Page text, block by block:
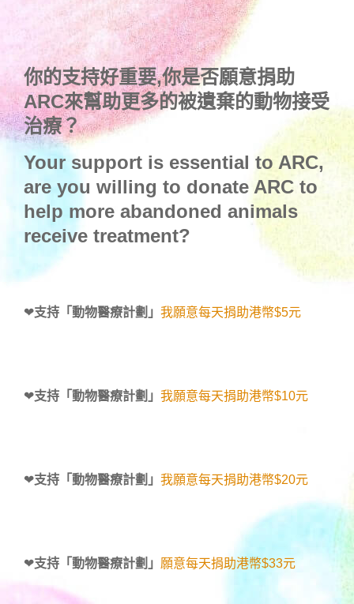
你的支持好重要,你是否願意捐助
ARC來幫助更多的被遺棄的動物接受
治療？
Your support is essential to ARC,
are you willing to donate ARC to
help more abandoned animals
receive treatment?
❤支持「動物醫療計劃」 我願意每天捐助港幣$5元
❤支持「動物醫療計劃」 我願意每天捐助港幣$10元
❤支持「動物醫療計劃」 我願意每天捐助港幣$20元
❤支持「動物醫療計劃」 願意每天捐助港幣$33元